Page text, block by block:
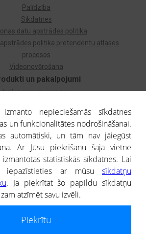
un pakalpojumi
Izziņa par uzņēmumu
Dzimtas koks
Uzņēmumu atlase
Monitorings
par ārvalstu uzņēmumiem
Palīdzība
Sīkdatnes
datu apstrādes politika
politika pretendentu atlases
procesos
Videonovērošana
nepieciešamās sīkdatnes
un funkcionalitātes nodrošināšanai.
automātiski, un tām nav jāiegūst
Ar Jūsu piekrišanu šajā vietnē
statistiskās sīkdatnes. Lai
iepazīstieties ar mūsu sīkdatņu
. Ja piekrītat šo papildu sīkdatņu
atzīmēt savu izvēli.
Piekrītu